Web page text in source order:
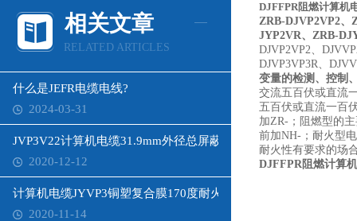
相关文章
RELATED ARTICLES
什么是JEFR电缆电线?
2024-03-31
JVP3V22计算机电缆31.9mm外径总屏蔽
2020-12-12
计算机电缆JYVP3铜塑复合膜170度耐火
2020-11-14
DJFFPR阻燃计算机
ZRB-DJVP2VP2
JYP2VR、ZRB-
DJVP2VP2、
DJVP3VP3R、
变量的检测、控制
交流五百伏或直流
五百伏或直流一百
加ZR-；阻燃型的
前加NH-；耐火型
耐火性有要求的场
DJFFPR阻燃计算